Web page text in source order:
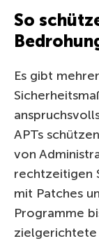
So
Es gibt
APTs
von
rechtzeitigen
mit Patches
Programme
zielgerichtete